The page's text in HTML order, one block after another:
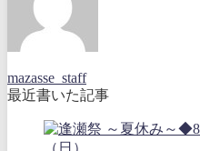
mazasse_staff
最近書いた記事